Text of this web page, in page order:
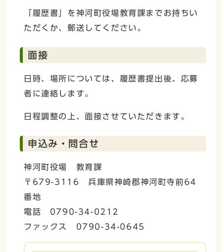
「履歴書」を神河町役場教育課までお持ちい
ただくか、郵送してください。
面接
日時、場所については、履歴書提出後、応募
者に連絡します。
日程調整の上、面接させていただきます。
申込み・問合せ
神河町役場 教育課
〒679-3116 兵庫県神崎郡神河町寺前64
番地
電話 0790-34-0212
ファックス 0790-34-0645